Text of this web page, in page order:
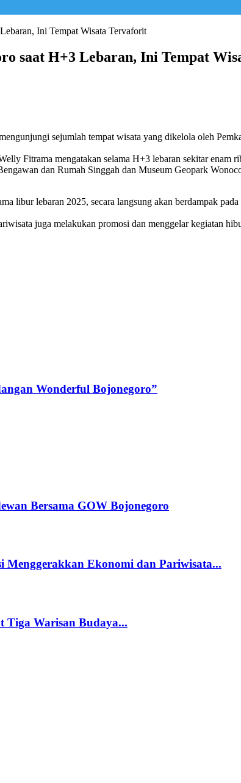
Ini Tempat Wisata Tervaforit
saat H+3 Lebaran, Ini Tempat
sejumlah tempat wisata yang dikelola oleh
Fitrama mengatakan selama H+3 lebaran sekitar
dan Rumah Singgah dan Museum Geopark
libur lebaran 2025, secara langsung akan berdampak
juga melakukan promosi dan menggelar kegiatan
Wonderful Bojonegoro”
Bersama GOW Bojonegoro
Menggerakkan Ekonomi dan Pariwisata...
Tiga Warisan Budaya...